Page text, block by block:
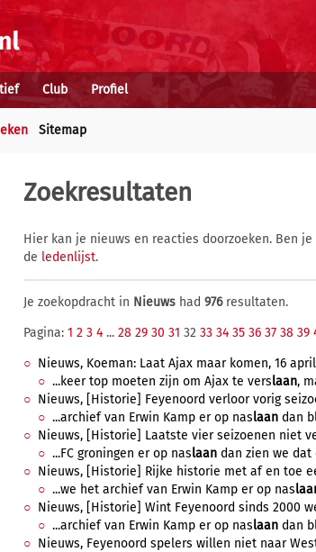
Club Profiel
Sitemap
Zoekresultaten
Hier kan je nieuws en reacties doorzoeken. Ben
de ledenlijst.
Je zoekopdracht in Nieuws had 976resultaten.
Pagina: 1 2 3 4 ... 28 29 30 31 32 33 34 35 36 37 38 39
Nieuws, Koeman: Laat Ajax maar komen, 16 april
...keer top moeten zijn om Ajax te verslaan,
Nieuws, [Historie] Feyenoord verloor vorig
...archief van Erwin Kamp er op naslaan dan
Nieuws, [Historie] Laatste vier seizoenen niet
...FC groningen er op naslaan dan zien we dat
Nieuws, [Historie] Rijke historie met af en toe
...we het archief van Erwin Kamp er op nas
Nieuws, [Historie] Wint Feyenoord sinds 2000
...archief van Erwin Kamp er op naslaan dan
Nieuws, Feyenoord spelers willen niet naar